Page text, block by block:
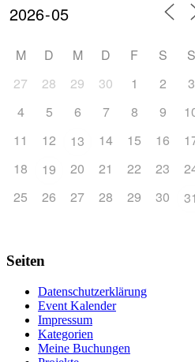
M D M D F S
S
27
28 29 30 1 2
3
4
5 6 7 8 9
11
12 13 14 15 16
18
19 20 21 22 23
25
26 27 28 29 30 31
Seiten
Datenschutzerklärung
Event Kalender
Impressum
Kategorien
Meine Buchungen